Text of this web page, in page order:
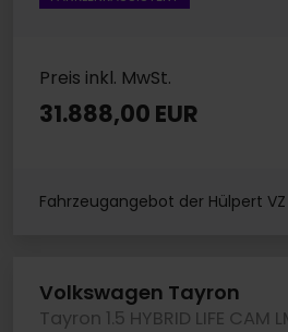
Preis inkl. MwSt.
31.888,00 EUR
Fahrzeugangebot der Hülpert
Volkswagen Tayron